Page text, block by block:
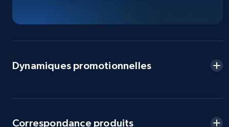
Seller reviews, Breadcrumbs, Root category, and
Dynamiques promotionnelles
Correspondance produits